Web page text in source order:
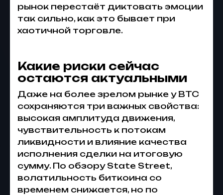
рынок перестаёт диктовать эмоции
так сильно, как это бывает при
хаотичной торговле.
Какие риски сейчас
остаются актуальными
Даже на более зрелом рынке у BTC
сохраняются три важных свойства:
высокая амплитуда движения,
чувствительность к потокам
ликвидности и влияние качества
исполнения сделки на итоговую
сумму. По обзору State Street,
волатильность биткоина со
временем снижается, но по